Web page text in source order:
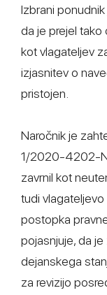
Izbrani
da je prejel tako
kot vlagateljev
izjasnitev o
pristojen.
Naročnik je
1/2020-4202-
zavrnil kot
tudi
postopka
pojasnjuje, da
dejanskega
za revizijo